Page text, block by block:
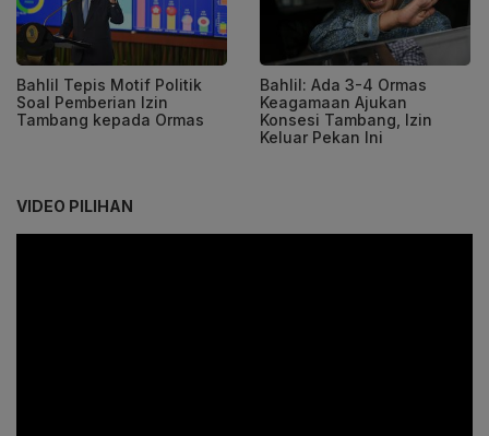
Bahlil Tepis Motif Politik
Soal Pemberian Izin
Tambang kepada Ormas
Bahlil: Ada 3-4 Ormas
Keagamaan Ajukan
Konsesi Tambang, Izin
Keluar Pekan Ini
VIDEO PILIHAN